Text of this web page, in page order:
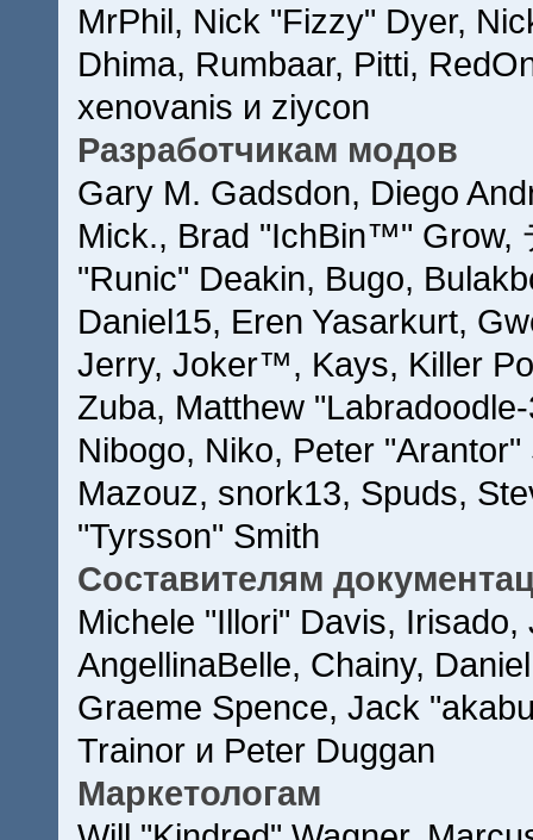
MrPhil, Nick "Fizzy" Dyer,
Dhima, Rumbaar, Pitti,
xenovanis и ziycon
Разработчикам модов
Gary M. Gadsdon, Diego
Mick., Brad "IchBin™" Grow,
"Runic" Deakin, Bugo,
Daniel15, Eren Yasarkurt,
Jerry, Joker™, Kays, Killer
Zuba, Matthew
Nibogo, Niko, Peter
Mazouz, snork13, Spuds,
"Tyrsson" Smith
Составителям
Michele "Illori" Davis,
AngellinaBelle, Chainy,
Graeme Spence, Jack
Trainor и Peter Duggan
Маркетологам